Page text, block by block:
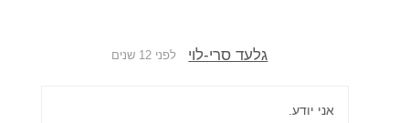
גלעד סרי-לוי לפני 12 שנים
אני יודע.